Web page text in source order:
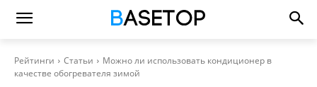
Рейтинги Статьи
Можно ли использовать кондиционер в
качестве обогревателя зимой